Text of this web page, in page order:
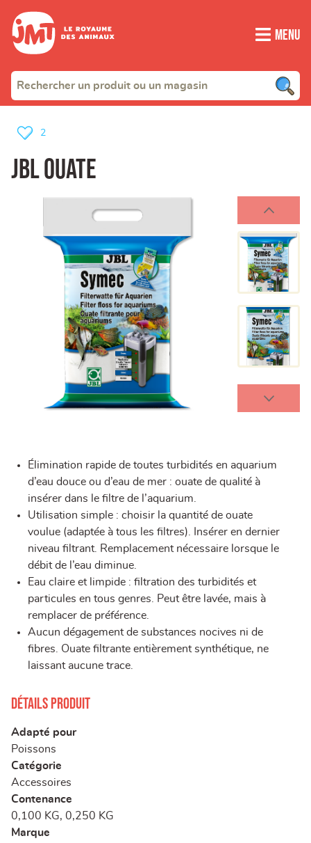
Menu
JBL ouate
2
Élimination rapide de toutes turbidités en aquarium
d’eau douce ou d’eau de mer : ouate de qualité à
insérer dans le filtre de l’aquarium.
Utilisation simple : choisir la quantité de ouate
voulue (adaptée à tous les filtres). Insérer en dernier
niveau filtrant. Remplacement nécessaire lorsque le
débit de l’eau diminue.
Eau claire et limpide : filtration des turbidités et
particules en tous genres. Peut être lavée, mais à
remplacer de préférence.
Aucun dégagement de substances nocives ni de
fibres. Ouate filtrante entièrement synthétique, ne
laissant aucune trace.
Détails produit
Adapté pour
Poissons
Catégorie
Accessoires
Contenance
0,100 KG, 0,250 KG
Marque